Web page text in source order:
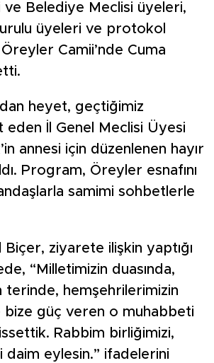
ve Belediye Meclisi üyeleri,
üyeleri ve protokol
Camii’nde Cuma
heyet, geçtiğimiz
İl Genel Meclisi Üyesi
annesi için düzenlenen hayır
Program, Öreyler esnafını
samimi sohbetlerle
Biçer, ziyarete ilişkin yaptığı
“Milletimizin duasında,
terinde, hemşehrilerimizin
bize güç veren o muhabbeti
Rabbim birliğimizi,
daim eylesin.” ifadelerini